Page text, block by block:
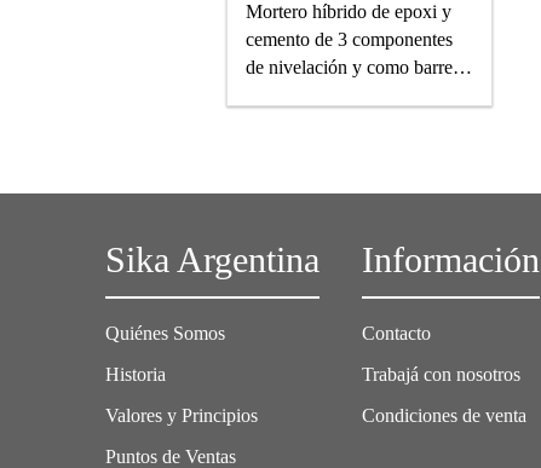
Mortero híbrido de epoxi y
cemento de 3 componentes
de nivelación y como barrera
Sika Argentina
Quiénes Somos
Historia
Valores y Principios
Puntos de Ventas
Información
Contacto
Trabajá con nosotros
Condiciones de venta